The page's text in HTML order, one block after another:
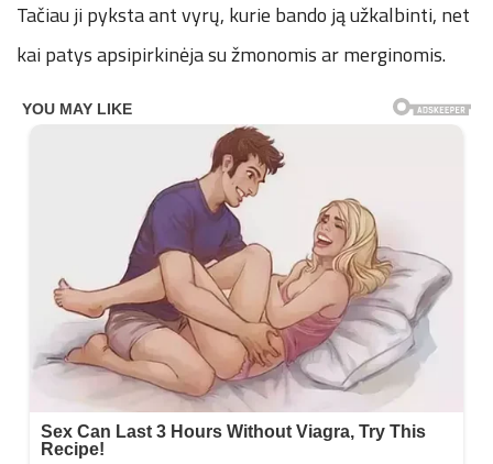
Tačiau ji pyksta ant vyrų, kurie bando ją užkalbinti, net
kai patys apsipirkinėja su žmonomis ar merginomis.